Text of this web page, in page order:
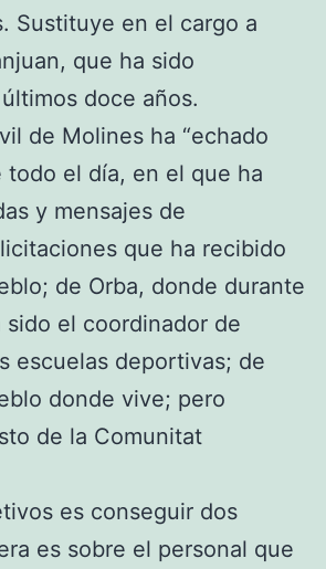
Sustituye en el cargo a
que ha sido
doce años.
de Molines ha “echado
todo el día, en el que ha
y mensajes de
que ha recibido
de Orba, donde durante
el coordinador de
escuelas deportivas; de
donde vive; pero
de la Comunitat
es conseguir dos
es sobre el personal que